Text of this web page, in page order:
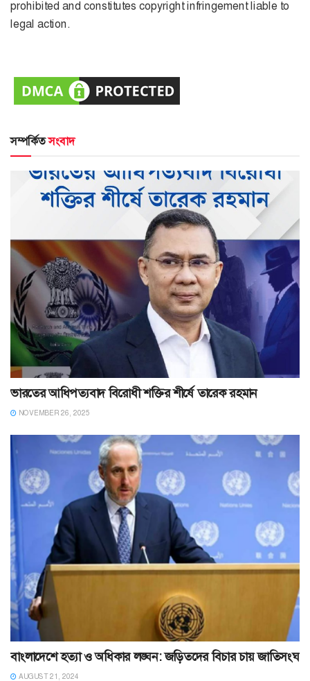
prohibited and constitutes copyright infringement liable to
legal action.
সম্পর্কিতসংবাদ
ভারতের আধিপত্যবাদ বিরোধী শক্তির শীর্ষে তারেক রহমান
NOVEMBER 26, 2025
বাংলাদেশে হত্যা ও অধিকার লঙ্ঘন: জড়িতদের বিচার চায় জাতিসংঘ
AUGUST 21, 2024